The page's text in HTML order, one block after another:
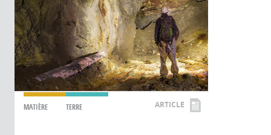
MATIÈRE TERRE ARTICLE